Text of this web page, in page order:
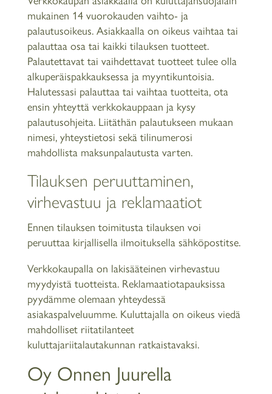
mukainen 14 vuorokauden vaihto- ja
palautusoikeus. Asiakkaalla on oikeus vaihtaa tai
palauttaa osa tai kaikki tilauksen tuotteet.
Palautettavat tai vaihdettavat tuotteet tulee olla
alkuperäispakkauksessa ja myyntikuntoisia.
Halutessasi palauttaa tai vaihtaa tuotteita, ota
ensin yhteyttä verkkokauppaan ja kysy
palautusohjeita. Liitäthän palautukseen mukaan
nimesi, yhteystietosi sekä tilinumerosi
mahdollista maksunpalautusta varten.
Tilauksen peruuttaminen,
virhevastuu ja reklamaatiot
Ennen tilauksen toimitusta tilauksen voi
peruuttaa kirjallisella ilmoituksella sähköpostitse.
Verkkokaupalla on lakisääteinen virhevastuu
myydyistä tuotteista. Reklamaatiotapauksissa
pyydämme olemaan yhteydessä
asiakaspalveluumme. Kuluttajalla on oikeus viedä
mahdolliset riitatilanteet
kuluttajariitalautakunnan ratkaistavaksi.
Oy Onnen Juurella